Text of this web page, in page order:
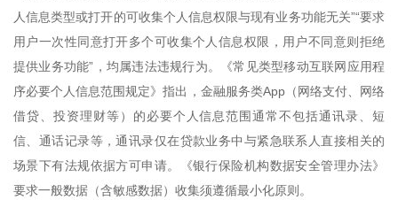
人信息类型或打开的可收集个人信息权限与现有业务功能无关”“要求
用户一次性同意打开多个可收集个人信息权限，用户不同意则拒绝
提供业务功能”，均属违法违规行为。《常见类型移动互联网应用程
序必要个人信息范围规定》指出，金融服务类App（网络支付、网络
借贷、投资理财等）的必要个人信息范围通常不包括通讯录、短
信、通话记录等，通讯录仅在贷款业务中与紧急联系人直接相关的
场景下有法规依据方可申请。《银行保险机构数据安全管理办法》
要求一般数据（含敏感数据）收集须遵循最小化原则。